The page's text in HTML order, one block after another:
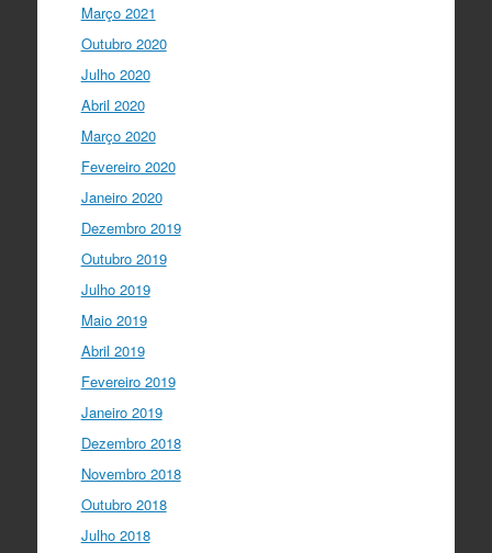
Março 2021
Outubro 2020
Julho 2020
Abril 2020
Março 2020
Fevereiro 2020
Janeiro 2020
Dezembro 2019
Outubro 2019
Julho 2019
Maio 2019
Abril 2019
Fevereiro 2019
Janeiro 2019
Dezembro 2018
Novembro 2018
Outubro 2018
Julho 2018